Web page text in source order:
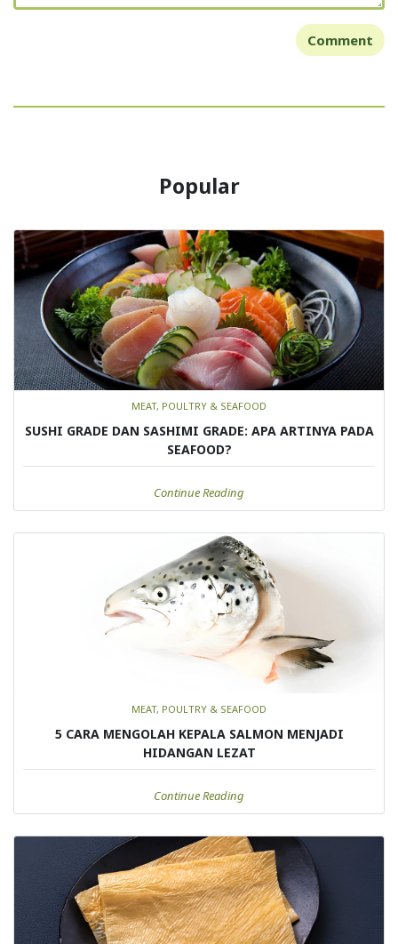
Comment
Popular
MEAT, POULTRY & SEAFOOD
SUSHI GRADE DAN SASHIMI GRADE: APA ARTINYA PADA
SEAFOOD?
Continue Reading
MEAT, POULTRY & SEAFOOD
5 CARA MENGOLAH KEPALA SALMON MENJADI
HIDANGAN LEZAT
Continue Reading